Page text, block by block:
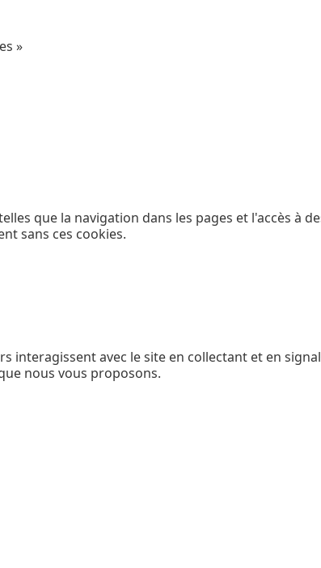
»
que la navigation dans les pages et l'accès à
sans ces cookies.
interagissent avec le site en collectant et en
nous vous proposons.